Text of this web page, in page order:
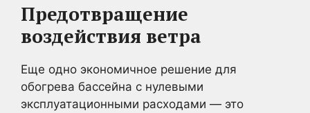
Предотвращение
воздействия ветра
Еще одно экономичное решение для
обогрева бассейна с нулевыми
эксплуатационными расходами — это